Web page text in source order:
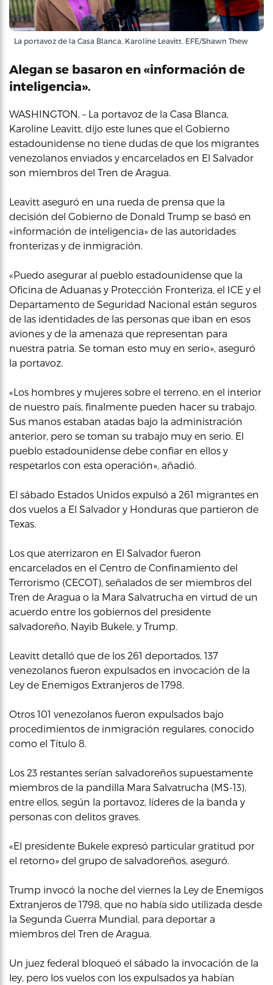
La portavoz de la Casa Blanca, Karoline Leavitt. EFE/Shawn Thew
Alegan se basaron en «información de
inteligencia».
WASHINGTON. – La portavoz de la Casa Blanca,
Karoline Leavitt, dijo este lunes que el Gobierno
estadounidense no tiene dudas de que los migrantes
venezolanos enviados y encarcelados en El Salvador
son miembros del Tren de Aragua.
Leavitt aseguró en una rueda de prensa que la
decisión del Gobierno de Donald Trump se basó en
«información de inteligencia» de las autoridades
fronterizas y de inmigración.
«Puedo asegurar al pueblo estadounidense que la
Oficina de Aduanas y Protección Fronteriza, el ICE y el
Departamento de Seguridad Nacional están seguros
de las identidades de las personas que iban en esos
aviones y de la amenaza que representan para
nuestra patria. Se toman esto muy en serio», aseguró
la portavoz.
«Los hombres y mujeres sobre el terreno, en el interior
de nuestro país, finalmente pueden hacer su trabajo.
Sus manos estaban atadas bajo la administración
anterior, pero se toman su trabajo muy en serio. El
pueblo estadounidense debe confiar en ellos y
respetarlos con esta operación», añadió.
El sábado Estados Unidos expulsó a 261 migrantes en
dos vuelos a El Salvador y Honduras que partieron de
Texas.
Los que aterrizaron en El Salvador fueron
encarcelados en el Centro de Confinamiento del
Terrorismo (CECOT), señalados de ser miembros del
Tren de Aragua o la Mara Salvatrucha en virtud de un
acuerdo entre los gobiernos del presidente
salvadoreño, Nayib Bukele, y Trump.
Leavitt detalló que de los 261 deportados, 137
venezolanos fueron expulsados en invocación de la
Ley de Enemigos Extranjeros de 1798.
Otros 101 venezolanos fueron expulsados bajo
procedimientos de inmigración regulares, conocido
como el Título 8.
Los 23 restantes serían salvadoreños supuestamente
miembros de la pandilla Mara Salvatrucha (MS-13),
entre ellos, según la portavoz, líderes de la banda y
personas con delitos graves.
«El presidente Bukele expresó particular gratitud por
el retorno» del grupo de salvadoreños, aseguró.
Trump invocó la noche del viernes la Ley de Enemigos
Extranjeros de 1798, que no había sido utilizada desde
la Segunda Guerra Mundial, para deportar a
miembros del Tren de Aragua.
Un juez federal bloqueó el sábado la invocación de la
ley, pero los vuelos con los expulsados ya habían